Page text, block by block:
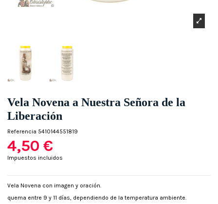
Vela Novena a Nuestra Señora de la
Liberación
Referencia 5410144551819
4,50 €
Impuestos incluidos
Vela Novena con imagen y oración.
quema entre 9 y 11 días, dependiendo de la temperatura ambiente.